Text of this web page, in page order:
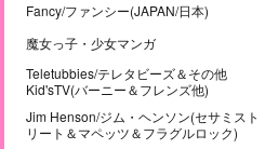
Fancy/ファンシー(JAPAN/日本)
魔女っ子・少女マンガ
Teletubbies/テレタビーズ＆その他
Kid'sTV(バーニー＆フレンズ他)
Jim Henson/ジム・ヘンソン(セサミスト
リート＆マペッツ＆フラグルロック)